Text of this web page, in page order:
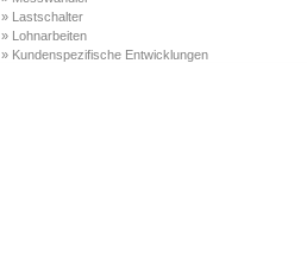
» Lastschalter
» Lohnarbeiten
» Kundenspezifische Entwicklungen